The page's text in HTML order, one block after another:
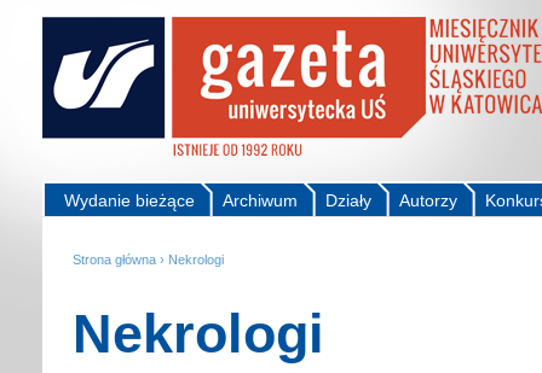
Autorzy
Działy
Archiwum
Wydanie bieżące
Strona główna › Nekrologi
Nekrologi